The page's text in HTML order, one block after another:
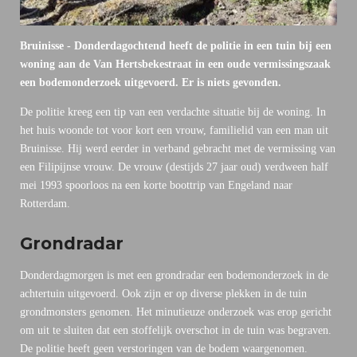
Bruinisse - Donderdagochtend heeft de politie in een tuin bij een
woning aan de Van Hertsbekestraat in een oude vermissingszaak
een bodemonderzoek uitgevoerd. Er is niets gevonden.
De politie kreeg een tip van een verdachte situatie bij de woning. In
het huis woonde tot voor kort een vrouw, familielid van een man uit
Bruinisse. Hij werd eerder in verband gebracht met de vermissing van
een Filipijnse vrouw. De vrouw (destijds 27 jaar oud) verdween half
mei 1993 spoorloos na een korte boottrip van Engeland naar
Rotterdam.
Grondradar
Donderdagmorgen is met een grondradar een bodemonderzoek in de
achtertuin uitgevoerd. Ook zijn er op diverse plekken in de tuin
grondmonsters genomen. Het minutieuze onderzoek was erop gericht
om uit te sluiten dat een stoffelijk overschot in de tuin was begraven.
De politie heeft geen verstoringen van de bodem waargenomen.